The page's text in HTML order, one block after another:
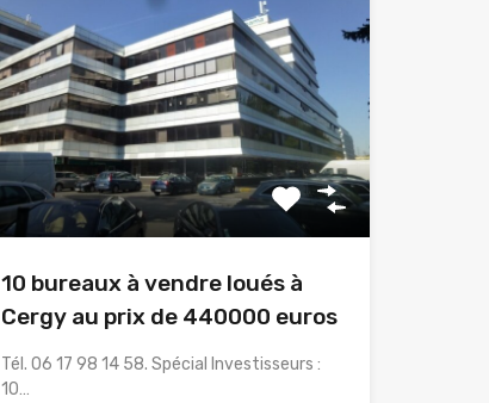
10 bureaux à vendre loués à
Cergy au prix de 440000 euros
Tél. 06 17 98 14 58. Spécial Investisseurs :
10…